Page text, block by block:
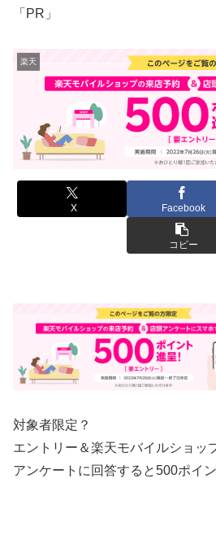
「PR」
楽天
X Facebook
コピー
対象者限定？
エントリー＆楽天モバイルショッ
アンケートに回答すると500ポイ